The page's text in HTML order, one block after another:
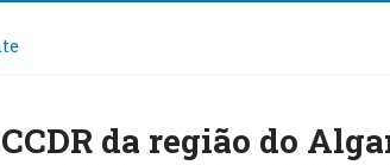
da região do